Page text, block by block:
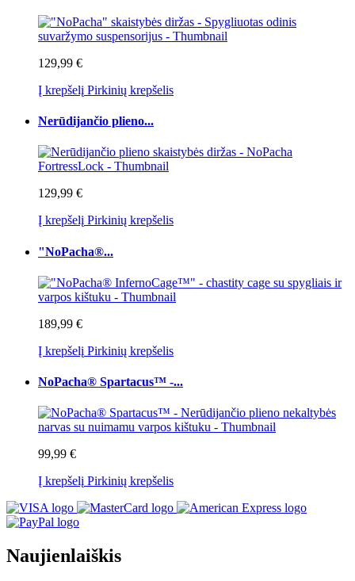
129,99 €
Į krepšelį Pirkinių krepšelis
Nerūdijančio plieno...
129,99 €
Į krepšelį Pirkinių krepšelis
"NoPacha®...
189,99 €
Į krepšelį Pirkinių krepšelis
NoPacha® Spartacus™ -...
99,99 €
Į krepšelį Pirkinių krepšelis
Naujienlaiškis